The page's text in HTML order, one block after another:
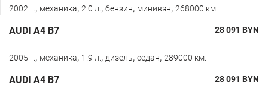
2002 г., механика, 2.0 л., бензин, минивэн, 268000 км.
AUDI A4 B7 28 091 BYN
2005 г., механика, 1.9 л., дизель, седан, 289000 км.
AUDI A4 B7 28 091 BYN